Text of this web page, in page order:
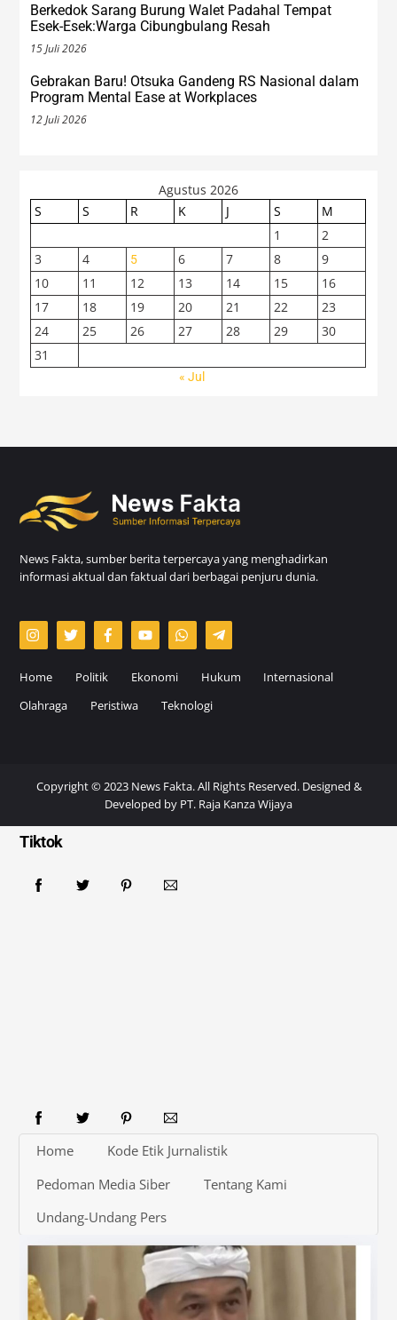
Berkedok Sarang Burung Walet Padahal Tempat
Esek-Esek:Warga Cibungbulang Resah
15 Juli 2026
Gebrakan Baru! Otsuka Gandeng RS Nasional dalam
Program Mental Ease at Workplaces
12 Juli 2026
Agustus 2026
S
S R K J S
M
1
2
3
4 5 6 7 8
9
10
11 12 13 14 15
16
17
18 19 20 21 22
23
24
25 26 27 28 29
30
31
« Jul
News Fakta, sumber berita terpercaya yang menghadirkan
informasi aktual dan faktual dari berbagai penjuru dunia.
Home Politik Ekonomi Hukum
Internasional
Olahraga
Peristiwa Teknologi
Copyright © 2023 News Fakta. All Rights Reserved. Designed &
Developed by PT. Raja Kanza Wijaya
Tiktok
Home
Kode Etik Jurnalistik
Pedoman Media Siber
Tentang Kami
Undang-Undang Pers